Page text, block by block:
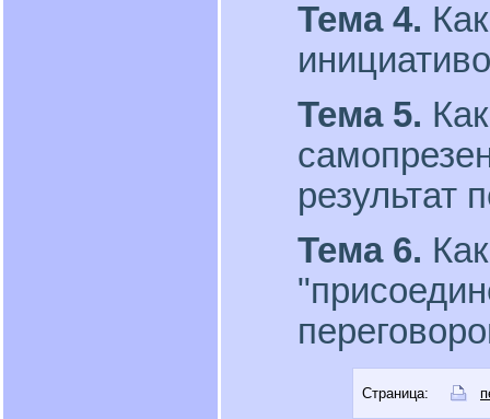
Тема 4.
Тема 5.
результат
Тема 6.
Страница: